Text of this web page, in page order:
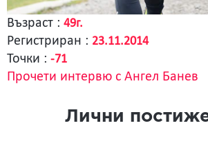
Възраст : 49г.
Регистриран : 23.11.2014
Точки : -71
Прочети интервю с Ангел Банев
Лични